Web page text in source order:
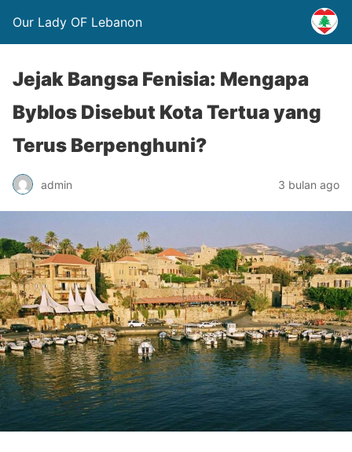
Our Lady OF Lebanon
Jejak Bangsa Fenisia: Mengapa
Byblos Disebut Kota Tertua yang
Terus Berpenghuni?
admin 3 bulan ago